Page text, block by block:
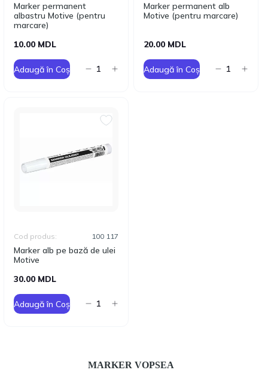
Marker permanent
albastru Motive (pentru
marcare)
10.00 MDL
Adaugă în Coș
Marker permanent alb
Motive (pentru marcare)
20.00 MDL
Adaugă în Coș
Marker alb pe bază de ulei
Motive
Cod produs: 100 117
30.00 MDL
Adaugă în Coș
MARKER VOPSEA